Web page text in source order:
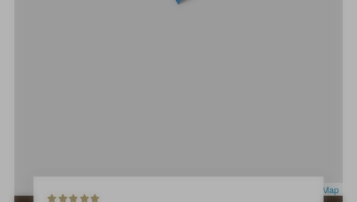
OpenStreetMap